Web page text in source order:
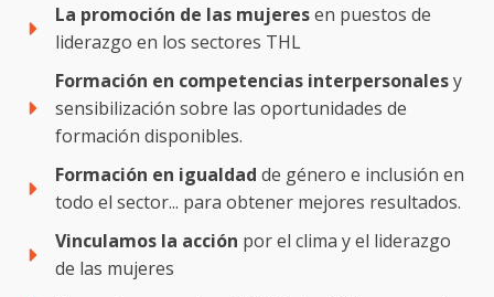
La promoción de las mujeresen puestos de
liderazgo en los sectores THL
Formación en competencias interpersonalesy
sensibilización sobre las oportunidades de
formación disponibles.
Formación en igualdad de género e inclusión en
todo el sector... para obtener mejores resultados.
Vinculamos la acción por el clima y el liderazgo
de las mujeres